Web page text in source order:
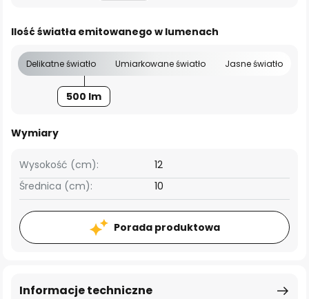
Ilość światła emitowanego w lumenach
Delikatne światło Umiarkowane światło Jasne światło
500 lm
Wymiary
Wysokość (cm):
12
Średnica (cm):
10
Porada produktowa
Informacje techniczne